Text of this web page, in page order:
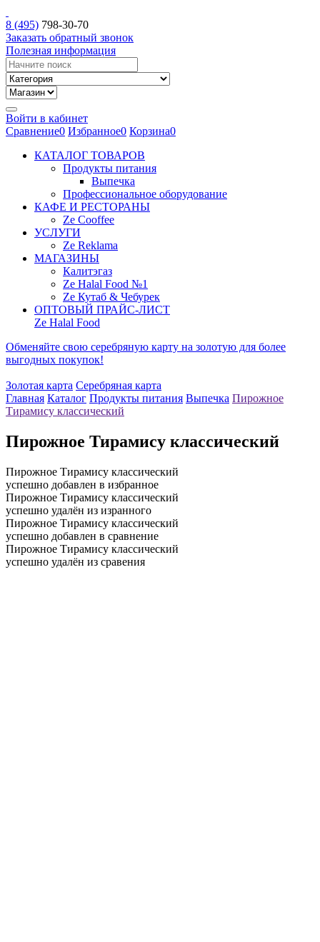
8 (495) 798-30-70
Заказать обратный звонок
Полезная информация
Войти в кабинет
Сравнение0 Избранное0 Корзина0
КАТАЛОГ ТОВАРОВ
Продукты питания
Выпечка
Профессиональное оборудование
КАФЕ И РЕСТОРАНЫ
Ze Cooffee
УСЛУГИ
Ze Reklama
МАГАЗИНЫ
Калитэгаз
Ze Halal Food №1
Ze Кутаб & Чебурек
ОПТОВЫЙ ПРАЙС-ЛИСТ
Ze Halal Food
Обменяйте свою серебряную карту на золотую для более
выгодных покупок!
Золотая карта Серебряная карта
Главная Каталог Продукты питания Выпечка Пирожное
Тирамису классический
Пирожное Тирамису классический
Пирожное Тирамису классический
успешно добавлен в избранное
Пирожное Тирамису классический
успешно удалён из изранного
Пирожное Тирамису классический
успешно добавлен в сравнение
Пирожное Тирамису классический
успешно удалён из сравения